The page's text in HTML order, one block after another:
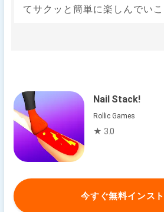
てサクッと簡単に楽しんでいこ
Nail Stack!
Rollic Games
★ 3.0
今すぐ無料インス